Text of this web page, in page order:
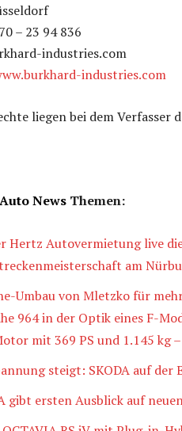
– 23 94 836
industries.com
industries.com
liegen bei dem Verfasser
Auto News Themen:
Hertz Autovermietung live
am
Umbau von Mletzko für
964 in der Optik eines F-
mit 369 PS und 1.145 kg
steigt: SKODA auf der
gibt ersten Ausblick auf